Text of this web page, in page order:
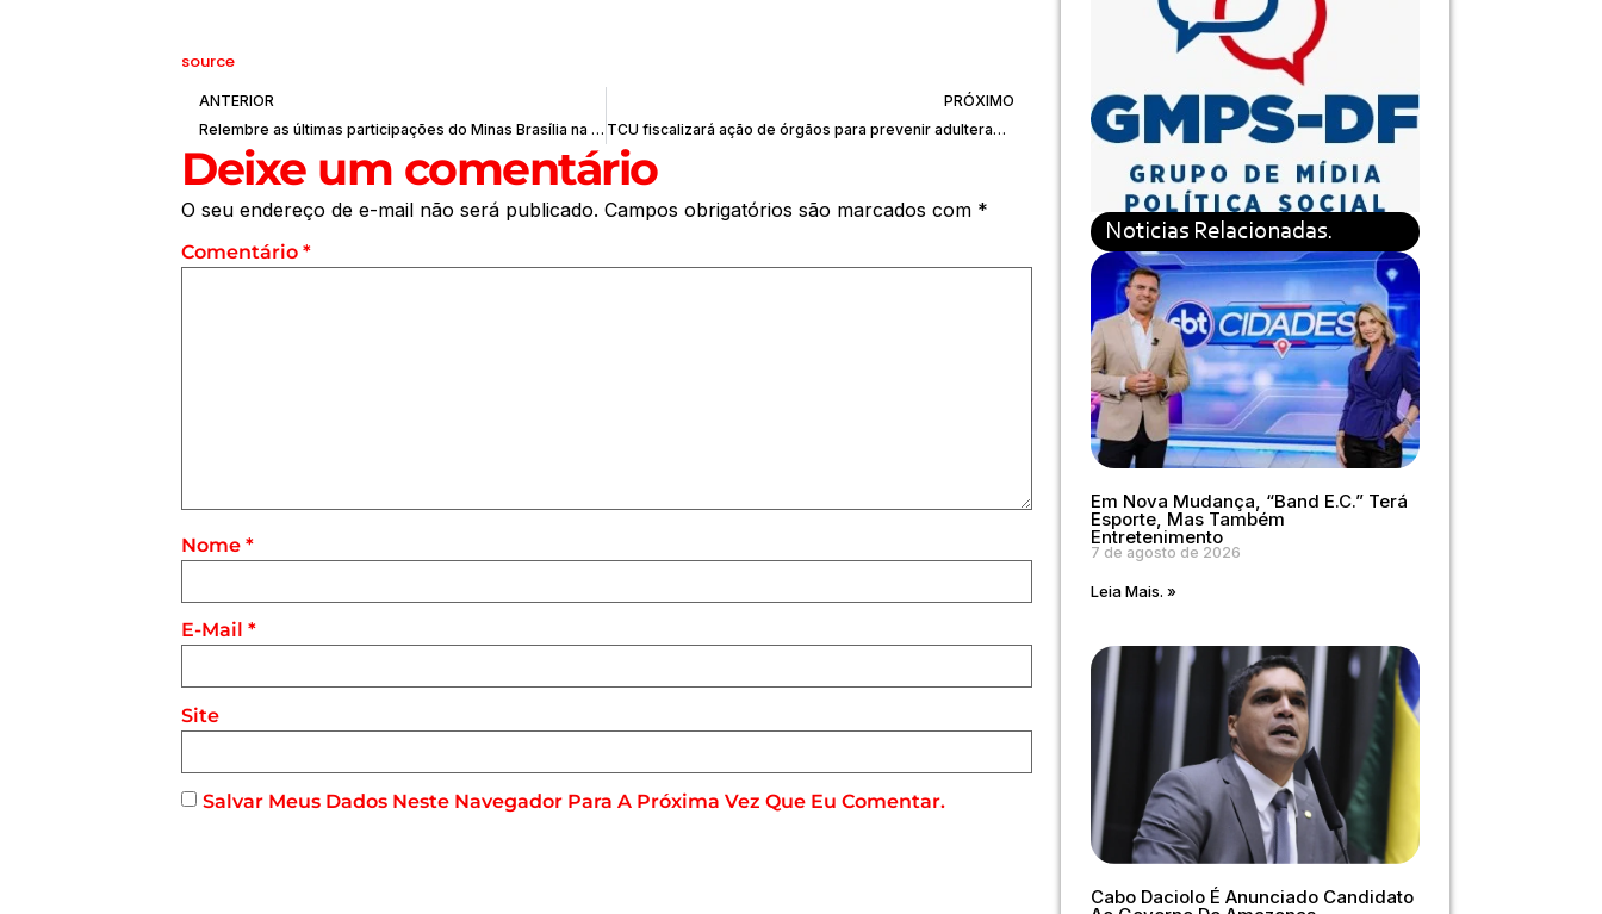
source
ANTERIOR
Relembre as últimas participações do Minas Brasília na Copinha
PRÓXIMO
TCU fiscalizará ação de órgãos para prevenir adulteração de bebidas
Deixe um comentário
O seu endereço de e-mail não será publicado. Campos obrigatórios são marcados com *
Comentário *
Nome *
E-Mail *
Site
Salvar Meus Dados Neste Navegador Para A Próxima Vez Que Eu Comentar.
Noticias Relacionadas.
Em Nova Mudança, “Band E.C.” Terá
Esporte, Mas Também
Entretenimento
7 de agosto de 2026
Leia Mais. »
Cabo Daciolo É Anunciado Candidato